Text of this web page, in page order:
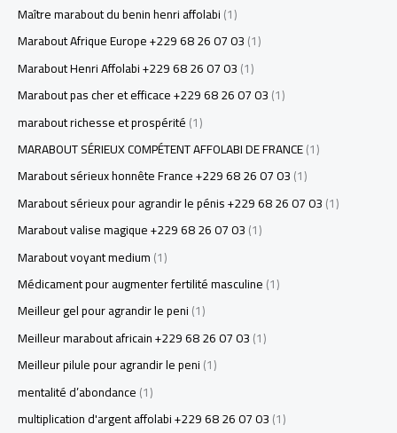
Maître marabout du benin henri affolabi(1)
Marabout Afrique Europe +229 68 26 07 03(1)
Marabout Henri Affolabi +229 68 26 07 03(1)
Marabout pas cher et efficace +229 68 26 07 03(1)
marabout richesse et prospérité(1)
MARABOUT SÉRIEUX COMPÉTENT AFFOLABI DE FRANCE(1)
Marabout sérieux honnête France +229 68 26 07 03(1)
Marabout sérieux pour agrandir le pénis +229 68 26 07 03(1)
Marabout valise magique +229 68 26 07 03(1)
Marabout voyant medium(1)
Médicament pour augmenter fertilité masculine(1)
Meilleur gel pour agrandir le peni(1)
Meilleur marabout africain +229 68 26 07 03(1)
Meilleur pilule pour agrandir le peni(1)
mentalité d’abondance(1)
multiplication d'argent affolabi +229 68 26 07 03(1)